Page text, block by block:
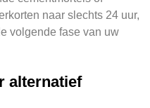
naar slechts 24 uur,
volgende fase van uw
alternatief